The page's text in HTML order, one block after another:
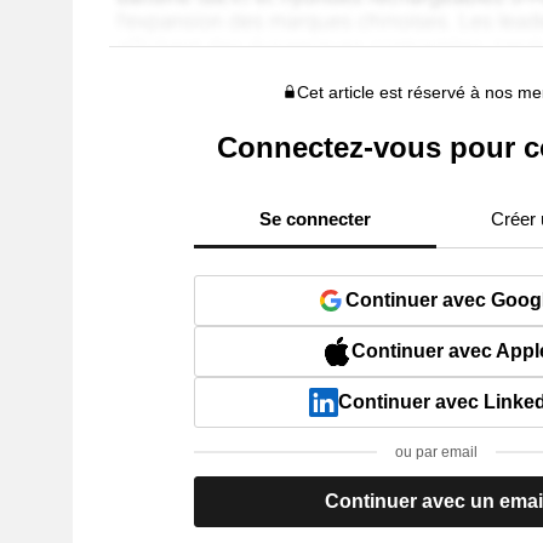
Cet article est réservé à nos
Connectez-vous pour
Se connecter Créer
Continuer avec
Continuer avec
Continuer avec
ou par email
Continuer avec un email